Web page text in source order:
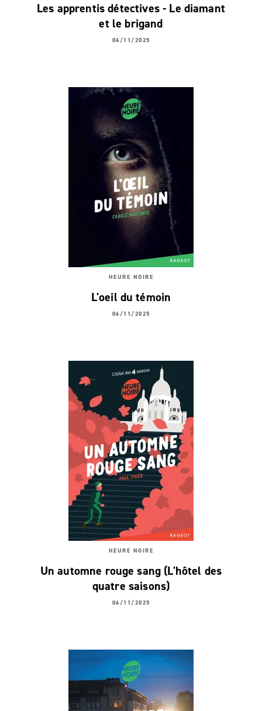
Les apprentis détectives - Le diamant
et le brigand
06/11/2025
HEURE NOIRE
L'oeil du témoin
06/11/2025
HEURE NOIRE
Un automne rouge sang (L'hôtel des
quatre saisons)
06/11/2025